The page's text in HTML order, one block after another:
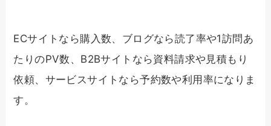
ECサイトなら購入数、ブログなら読了率や1訪問あ
たりのPV数、B2Bサイトなら資料請求や見積もり
依頼、サービスサイトなら予約数や利用率になりま
す。